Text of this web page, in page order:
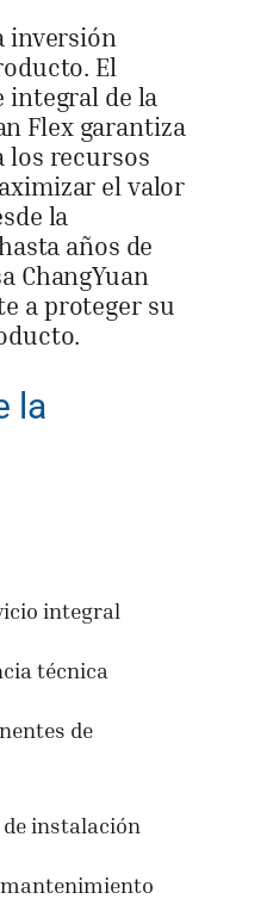
inversión
El
integral de la
Flex garantiza
los recursos
el valor
la
años de
ChangYuan
a proteger su
la
integral
técnica
de
instalación